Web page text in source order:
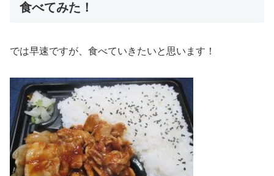
食べてみた！
では早速ですが、食べていきたいと思います！